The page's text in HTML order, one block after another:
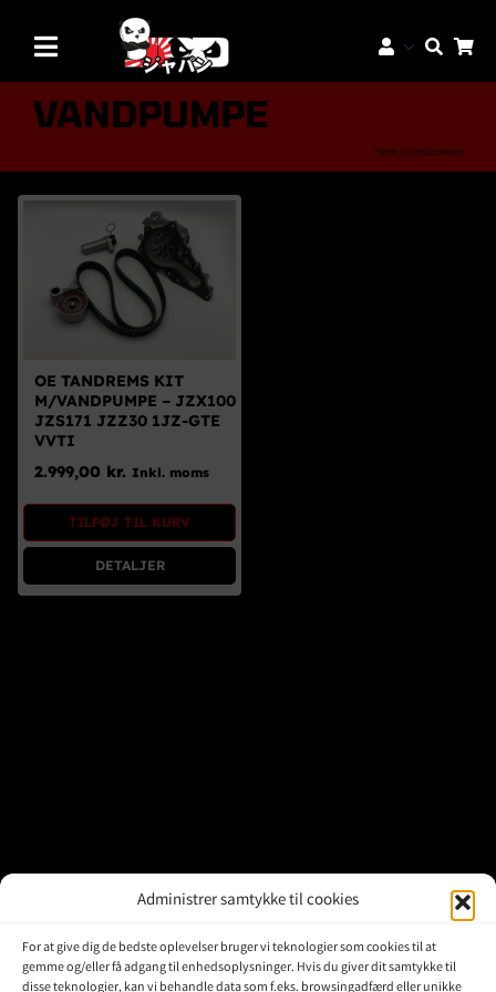
Administrer samtykke til cookies
For at give dig de bedste oplevelser bruger vi teknologier som cookies til at
gemme og/eller få adgang til enhedsoplysninger. Hvis du giver dit samtykke til
disse teknologier, kan vi behandle data som f.eks. browsingadfærd eller unikke
contentToggle
Navigation
Reservedele
Servicedele
K-Truck Dele
Bilpleje
Brugte Dele
Kontakt Os
VANDPUMPE
Hjem »Vandpumpe
OE TANDREMS KIT
M/VANDPUMPE – JZX100
JZS171 JZZ30 1JZ-GTE
VVTI
2.999,00 kr. Inkl. moms
TILFØJ TIL KURV
DETALJER